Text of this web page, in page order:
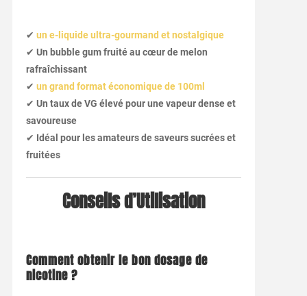
✔ un e-liquide ultra-gourmand et nostalgique
✔ Un bubble gum fruité au cœur de melon
rafraîchissant
✔ un grand format économique de 100ml
✔ Un taux de VG élevé pour une vapeur dense et
savoureuse
✔ Idéal pour les amateurs de saveurs sucrées et
fruitées
Conseils d’Utilisation
Comment obtenir le bon dosage de
nicotine ?